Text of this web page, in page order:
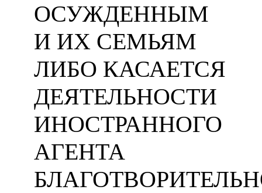
ОСУЖДЕННЫМ
И ИХ СЕМЬЯМ
ЛИБО КАСАЕТСЯ
ДЕЯТЕЛЬНОСТИ
ИНОСТРАННОГО
АГЕНТА